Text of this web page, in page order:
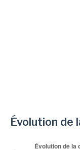
Évolution de